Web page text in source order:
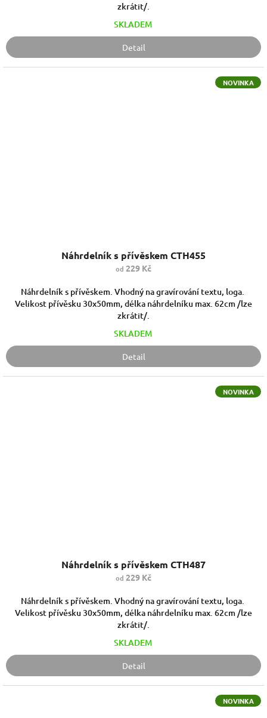
zkrátit/.
SKLADEM
Detail
NOVINKA
Náhrdelník s přívěskem CTH455
od 229 Kč
Náhrdelník s přívěskem. Vhodný na gravírování textu, loga.
Velikost přívěsku 30x50mm, délka náhrdelníku max. 62cm /lze
zkrátit/.
SKLADEM
Detail
NOVINKA
Náhrdelník s přívěskem CTH487
od 229 Kč
Náhrdelník s přívěskem. Vhodný na gravírování textu, loga.
Velikost přívěsku 30x50mm, délka náhrdelníku max. 62cm /lze
zkrátit/.
SKLADEM
Detail
NOVINKA